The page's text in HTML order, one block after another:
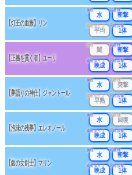
【灯王の血族】リン
属性
水
武器種
斬撃
成長タイプ
平均
同時攻撃
1体
【正義を貫く者】ユーリ
属性
闇
武器種
斬撃
成長タイプ
晩成
同時攻撃
1体
【夢語りの神仕】ジャントール
属性
水
武器種
突撃
成長タイプ
早熟
同時攻撃
1体
【泡沫の残夢】エレオノール
属性
水
武器種
回復
成長タイプ
晩成
同時攻撃
1体
【銀の女剣士】マリン
属性
水
武器種
斬撃
成長タイプ
晩成
同時攻撃
1体